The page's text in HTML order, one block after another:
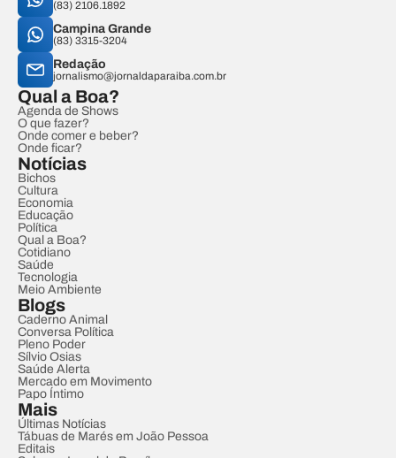
(83) 2106.1892
Campina Grande
(83) 3315-3204
Redação
jornalismo@jornaldaparaiba.com.br
Qual a Boa?
Agenda de Shows
O que fazer?
Onde comer e beber?
Onde ficar?
Notícias
Bichos
Cultura
Economia
Educação
Política
Qual a Boa?
Cotidiano
Saúde
Tecnologia
Meio Ambiente
Blogs
Caderno Animal
Conversa Política
Pleno Poder
Sílvio Osias
Saúde Alerta
Mercado em Movimento
Papo Íntimo
Mais
Últimas Notícias
Tábuas de Marés em João Pessoa
Editais